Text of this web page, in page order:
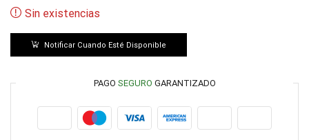
Sin existencias
Notificar Cuando Esté Disponible
PAGO SEGURO GARANTIZADO